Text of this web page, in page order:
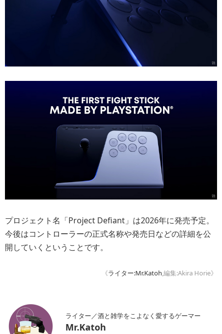
プロジェクト名「Project Defiant」は2026年に発売予定。
今後はコントローラーの正式名称や発売日などの詳細を公
開していくということです。
《ライター:Mr.Katoh ,編集:Akira Horie》
ライター／酒と雑学をこよなく愛するゲーマー
Mr.Katoh